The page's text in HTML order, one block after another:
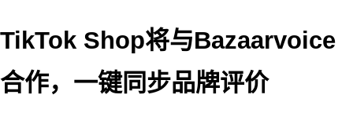
TikTok Shop将与Bazaarvoice
合作，一键同步品牌评价